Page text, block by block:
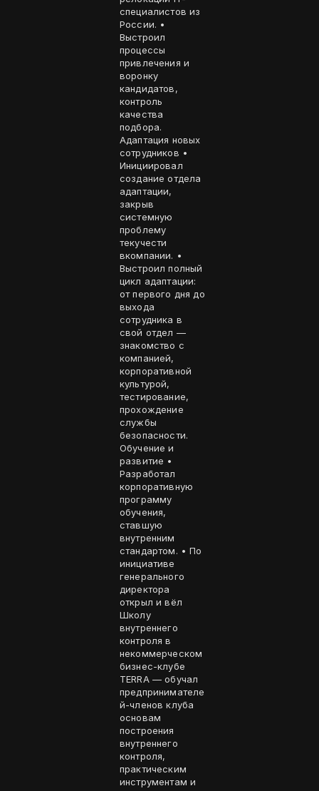
специалистов из
России. •
Выстроил
процессы
привлечения и
воронку
кандидатов,
контроль
качества
подбора.
Адаптация новых
сотрудников •
Инициировал
создание отдела
адаптации,
закрыв
системную
проблему
текучести
вкомпании. •
Выстроил полный
цикл адаптации:
от первого дня до
выхода
сотрудника в
свой отдел —
знакомство с
компанией,
корпоративной
культурой,
тестирование,
прохождение
службы
безопасности.
Обучение и
развитие •
Разработал
корпоративную
программу
обучения,
ставшую
внутренним
стандартом. • По
инициативе
генерального
директора
открыл и вёл
Школу
внутреннего
контроля в
некоммерческом
бизнес-клубе
TERRA — обучал
предпринимателе
й-членов клуба
основам
построения
внутреннего
контроля,
практическим
инструментам и